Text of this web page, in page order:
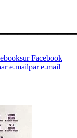
sur Facebook
par e-mail